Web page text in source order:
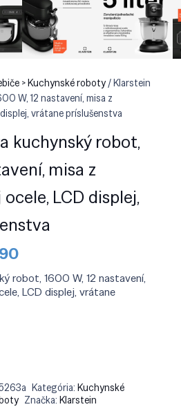
> Kuchynské roboty/ Klarstein
W, 12 nastavení, misa z
vrátane príslušenstva
kuchynský robot,
misa z
LCD displej,
Aktuálna
je:
€249.90.
robot, 1600 W, 12 nastavení,
LCD displej, vrátane
Kategória:Kuchynské
Značka:Klarstein